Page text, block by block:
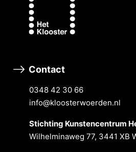
Contact
0348 42 30 66
info@kloosterwoerden.nl
Stichting Kunstencentrum
Wilhelminaweg 77, 3441 XB